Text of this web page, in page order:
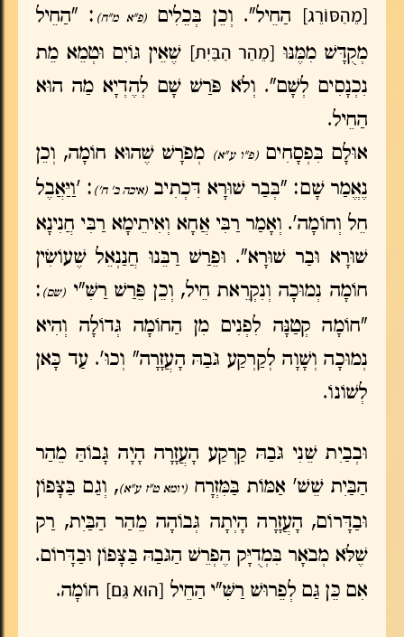
[מֵהַסּוֹרֵג] הַחֵיל". וְכֵן בְּכֵלִים (פ"א מ"ח) : "הַחֵיל
מְקֻדָּשׁ מִמֶּנּוּ [מֵהַר הַבַּיִת] שֶׁאֵין גּוֹיִם וּטְמֵא מֵת
נִכְנָסִים לְשָׁם". וְלֹא פֹּרַשׁ שָׁם לְהֶדְיָא מַה הוּא
הַחֵיל.
אוּלָם בִּפְסָחִים(פ"ו ע"א) מְפֹרָשׁ שֶׁהוּא חוֹמָה, וְכֵן
נֶאֱמַר שָׁם: "בְּבַר שׁוּרָא דִּכְתִיב (איכה ב' ח') : 'וַיַּאֲבֶל
חֵל וְחוֹמָה'. וְאָמַר רַבִּי אֲחָא וְאִיתֵימָא רַבִּי חֲנִינָא
שׁוּרָא וּבַר שׁוּרָא". וּפֵרַשׁ רַבֵּנוּ חֲנַנְאֵל שֶׁעוֹשִׂין
חוֹמָה נְמוּכָה וְנִקְרֵאת חֵיל, וְכֵן פֵּרַשׁ רַשִּׁ"י (שם) :
"חוֹמָה קְטַנָּה לִפְנִים מִן הַחוֹמָה גְּדוֹלָה וְהִיא
נְמוּכָה וְשָׁוָה לְקַרְקַע גֹּבַהּ הָעֲזָרָה" וְכוּ'. עַד כָּאן
לְשׁוֹנוֹ.
וּבְבַיִת שֵׁנִי גֹּבַהּ קַרְקַע הָעֲזָרָה הָיָה גָּבוֹהַּ מֵהַר
הַבַּיִת שֵׁשׁ' אַמּוֹת בַּמִּזְרָח(יומא ט"ז ע"א), וְגַם בַּצָּפוֹן
וּבַדָּרוֹם, הָעֲזָרָה הָיְתָה גְּבוֹהָה מֵהַר הַבַּיִת, רַק
שֶׁלֹּא מְבֹאָר בִּמְדֻיָּק הֶפְרֵשׁ הַגֹּבַהּ בַּצָּפוֹן וּבַדָּרוֹם.
אִם כֵּן גַּם לְפֵרוּשׁ רַשִּׁ"י הַחֵיל [הוּא גַּם] חוֹמָה.